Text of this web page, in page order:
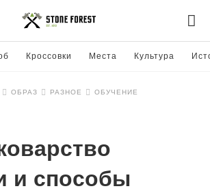
Кроссовки Места Культура
ОБРАЗ РАЗНОЕ ОБУЧЕНИЕ
и способы